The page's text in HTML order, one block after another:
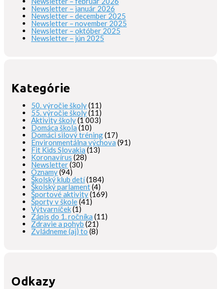
Newsletter – január 2026
Newsletter – december 2025
Newsletter – november 2025
Newsletter – október 2025
Newsletter – jún 2025
Kategórie
50. výročie školy(11)
55. výročie školy(11)
Aktivity školy(1 003)
Domáca škola (10)
Domáci silový tréning(17)
Environmentálna výchova (91)
Fit Kids Slovakia (13)
Koronavírus (28)
Newsletter(30)
Oznamy(94)
Školský klub detí(184)
Školský parlament(4)
Športové aktivity(169)
Športy v škole(41)
Výtvarníček(1)
Zápis do 1. ročníka (11)
Zdravie a pohyb (21)
Zvládneme (aj) to (8)
Odkazy